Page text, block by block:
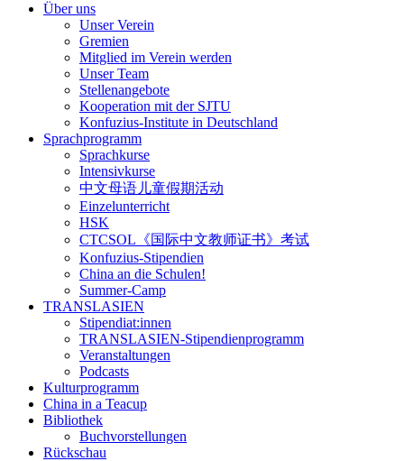
Über uns
Unser Verein
Gremien
Mitglied im Verein werden
Unser Team
Stellenangebote
Kooperation mit der SJTU
Konfuzius-Institute in Deutschland
Sprachprogramm
Sprachkurse
Intensivkurse
中文母语儿童假期活动
Einzelunterricht
HSK
CTCSOL《国际中文教师证书》考试
Konfuzius-Stipendien
China an die Schulen!
Summer-Camp
TRANSLASIEN
Stipendiat:innen
TRANSLASIEN-Stipendienprogramm
Veranstaltungen
Podcasts
Kulturprogramm
China in a Teacup
Bibliothek
Buchvorstellungen
Rückschau